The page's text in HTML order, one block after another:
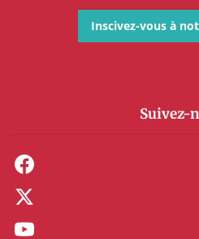
Inscivez-vous à
Suivez-